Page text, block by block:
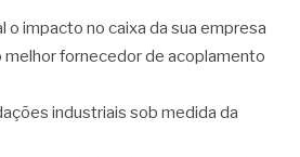
o impacto no caixa da sua empresa
melhor fornecedor de acoplamento
industriais sob medida da